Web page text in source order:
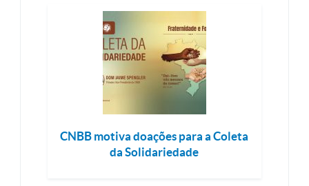
CNBB motiva doações para a Coleta
da Solidariedade